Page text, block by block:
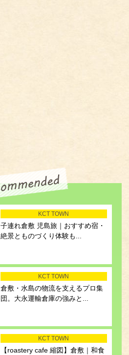
KCT TOWN
子連れ倉敷 児島旅｜おすすめ宿・
絶景とものづくり体験も...
KCT TOWN
倉敷・水島の物流を支えるプロ集
団。大永運輸倉庫の強みと...
KCT TOWN
【roastery cafe 縮図】倉敷｜和食